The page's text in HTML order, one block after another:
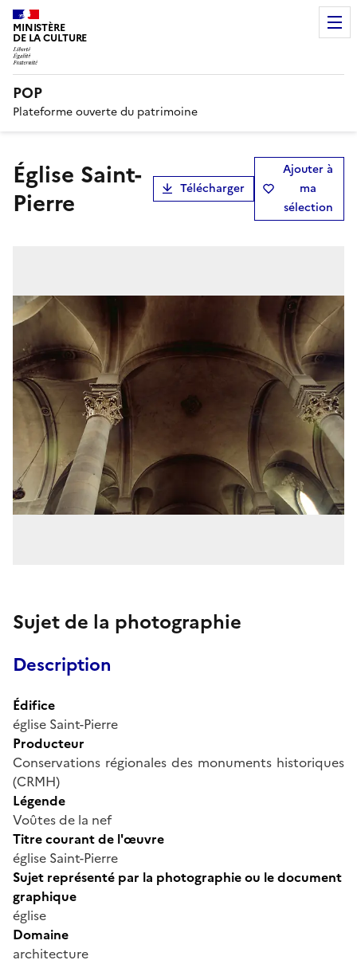
MINISTÈRE
DE LA CULTURE
POP
Plateforme ouverte du patrimoine
église Saint-
Pierre
Télécharger
Ajouter à
ma
sélection
Sujet de la photographie
Description
Édifice
église Saint-Pierre
Producteur
Conservations régionales des monuments historiques
(CRMH)
Légende
Voûtes de la nef
Titre courant de l'œuvre
église Saint-Pierre
Sujet représenté par la photographie ou le document
graphique
église
Domaine
architecture